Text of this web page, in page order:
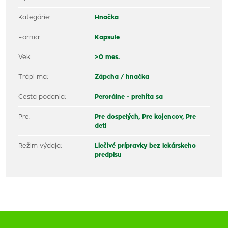
Kategórie: Hnačka
Forma: Kapsule
Vek: >0 mes.
Trápi ma: Zápcha / hnačka
Cesta podania: Perorálne - prehĺta sa
Pre: Pre dospelých, Pre kojencov, Pre
deti
Režim výdaja:
Liečivé prípravky bez lekárskeho
predpisu